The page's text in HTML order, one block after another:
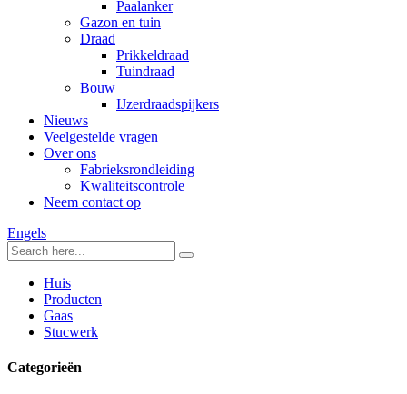
Paalanker
Gazon en tuin
Draad
Prikkeldraad
Tuindraad
Bouw
IJzerdraadspijkers
Nieuws
Veelgestelde vragen
Over ons
Fabrieksrondleiding
Kwaliteitscontrole
Neem contact op
Engels
Huis
Producten
Gaas
Stucwerk
Categorieën